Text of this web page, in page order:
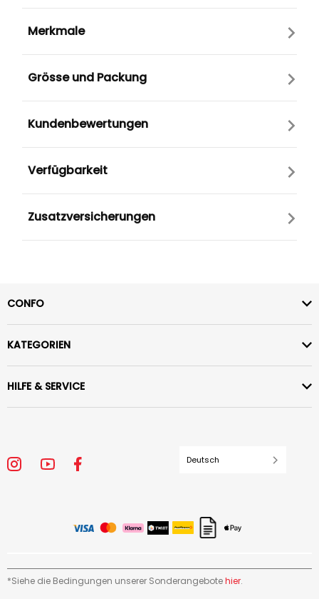
Merkmale
Grösse und Packung
Kundenbewertungen
Verfügbarkeit
Zusatzversicherungen
CONFO
KATEGORIEN
HILFE & SERVICE
Deutsch
*Siehe die Bedingungen unserer Sonderangebotehier.